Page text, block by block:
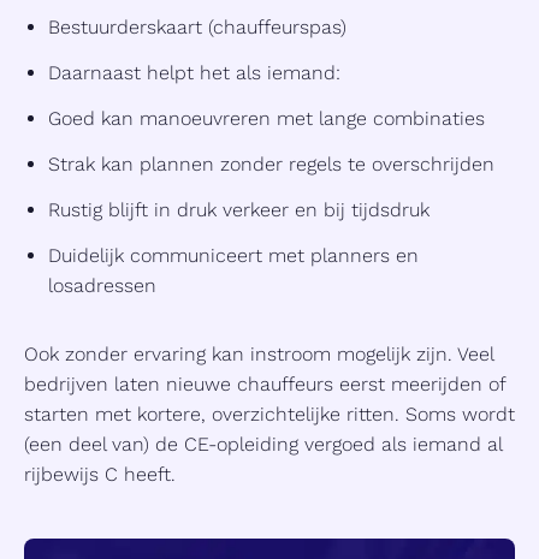
Bestuurderskaart (chauffeurspas)
Daarnaast helpt het als iemand:
Goed kan manoeuvreren met lange combinaties
Strak kan plannen zonder regels te overschrijden
Rustig blijft in druk verkeer en bij tijdsdruk
Duidelijk communiceert met planners en
losadressen
Ook zonder ervaring kan instroom mogelijk zijn. Veel
bedrijven laten nieuwe chauffeurs eerst meerijden of
starten met kortere, overzichtelijke ritten. Soms wordt
(een deel van) de CE-opleiding vergoed als iemand al
rijbewijs C heeft.